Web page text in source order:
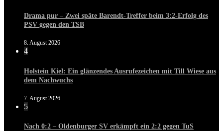
Drama pur – Zwei späte Barendt-Treffer beim 3:2-Erfolg des
PSV gegen den TSB
8. August 2026
4
Holstein Kiel: Ein glänzendes Ausrufezeichen mit Till Wiese aus
dem Nachwuchs
7. August 2026
5
Nach 0:2 – Oldenburger SV erkämpft ein 2:2 gegen TuS